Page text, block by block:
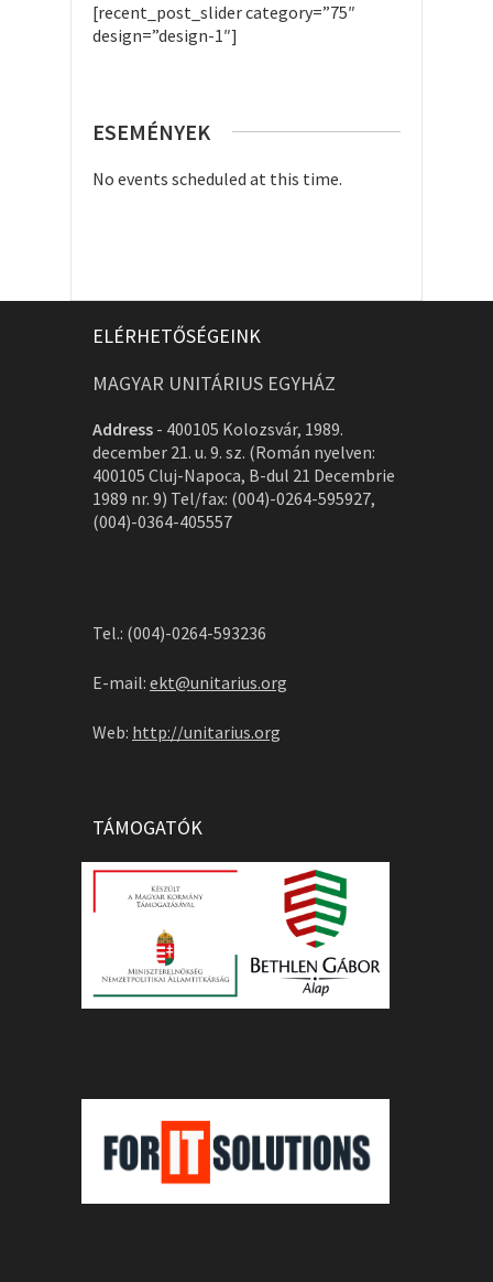
[recent_post_slider category=”75″
design=”design-1″]
ESEMÉNYEK
No events scheduled at this time.
ELÉRHETŐSÉGEINK
MAGYAR UNITÁRIUS EGYHÁZ
Address - 400105 Kolozsvár, 1989.
december 21. u. 9. sz. (Román nyelven:
400105 Cluj-Napoca, B-dul 21 Decembrie
1989 nr. 9) Tel/fax: (004)-0264-595927,
(004)-0364-405557
Tel.: (004)-0264-593236
E-mail: ekt@unitarius.org
Web: http://unitarius.org
TÁMOGATÓK